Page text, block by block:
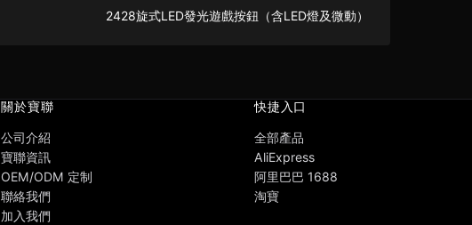
2428旋式LED發光遊戲按鈕（含LED燈及微動）
關於寶聯
公司介紹
寶聯資訊
OEM/ODM 定制
聯絡我們
加入我們
快捷入口
全部產品
AliExpress
阿里巴巴 1688
淘寶